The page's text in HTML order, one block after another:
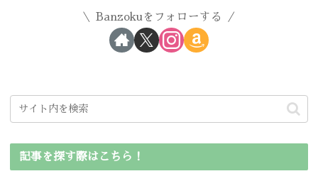
Banzokuをフォローする
記事を探す際はこちら！